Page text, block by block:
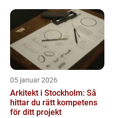
05 januar 2026
Arkitekt i Stockholm: Så
hittar du rätt kompetens
för ditt projekt